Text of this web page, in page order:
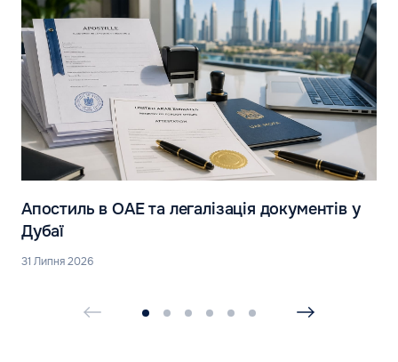
Апостиль в ОАЕ та легалізація документів у
Дубаї
31 Липня 2026